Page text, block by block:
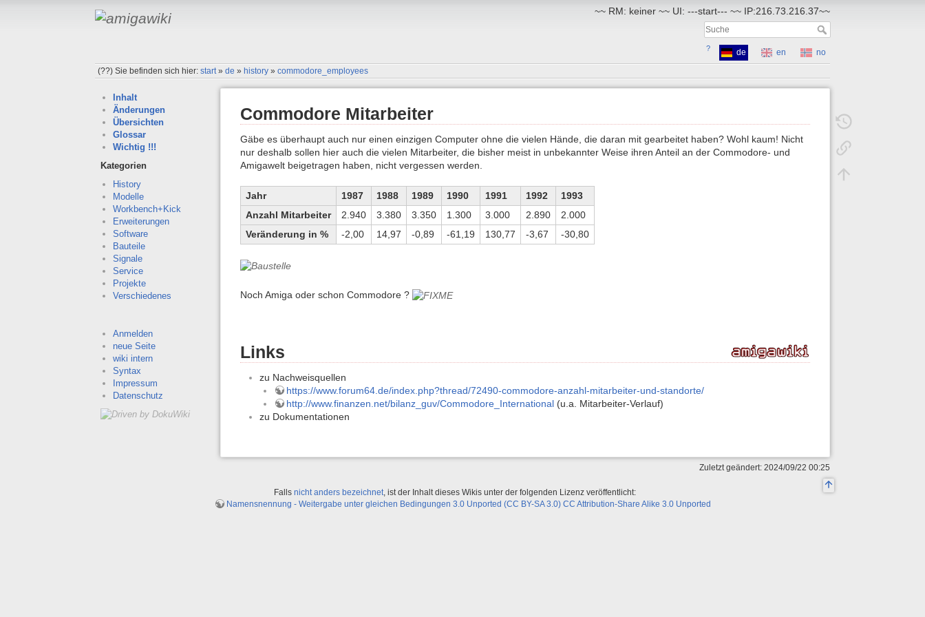
~~ RM: keiner ~~ UI: ---start--- ~~ IP:216.73.216.37~~
? de en
no
(??)Sie befinden sich hier:start»de » history »commodore_employees
Inhalt
Änderungen
Übersichten
Glossar
Wichtig !!!
Kategorien
History
Modelle
Workbench+Kick
Erweiterungen
Software
Bauteile
Signale
Service
Projekte
Verschiedenes
Anmelden
neue Seite
wiki intern
Syntax
Impressum
Datenschutz
Commodore Mitarbeiter
Gäbe es überhaupt auch nur einen einzigen Computer ohne die vielen Hände, die daran mit gearbeitet haben? Wohl kaum! Nicht
nur deshalb sollen hier auch die vielen Mitarbeiter, die bisher meist in unbekannter Weise ihren Anteil an der Commodore- und
Amigawelt beigetragen haben, nicht vergessen werden.
Jahr 1987 1988 1989 1990 1991 1992
1993
Anzahl Mitarbeiter
2.940 3.380 3.350 1.300 3.000 2.890
2.000
Veränderung in %
-2,00 14,97 -0,89 -61,19 130,77 -3,67 -30,80
Noch Amiga oder schon Commodore ?
Links
zu Nachweisquellen
https://www.forum64.de/index.php?thread/72490-commodore-anzahl-mitarbeiter-und-standorte/
http://www.finanzen.net/bilanz_guv/Commodore_International (u.a. Mitarbeiter-Verlauf)
zu Dokumentationen
Zuletzt geändert: 2024/09/22 00:25
Falls nicht anders bezeichnet, ist der Inhalt dieses Wikis unter der folgenden Lizenz veröffentlicht:
Namensnennung - Weitergabe unter gleichen Bedingungen 3.0 Unported (CC BY-SA 3.0) CC Attribution-Share Alike 3.0 Unported